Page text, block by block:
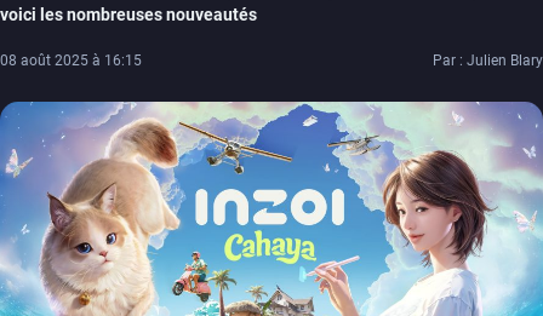
voici les nombreuses nouveautés
08 août 2025 à 16:15 Par : Julien Blary